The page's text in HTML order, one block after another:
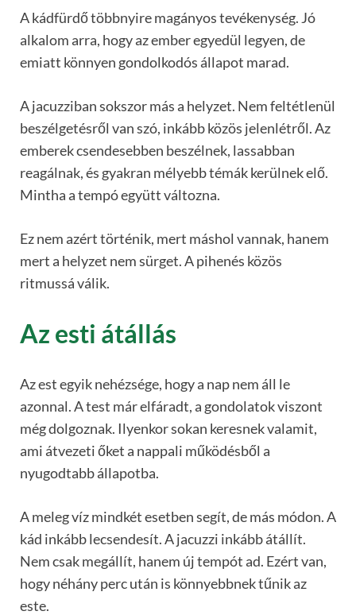
A kádfürdő többnyire magányos tevékenység. Jó
alkalom arra, hogy az ember egyedül legyen, de
emiatt könnyen gondolkodós állapot marad.
A jacuzziban sokszor más a helyzet. Nem feltétlenül
beszélgetésről van szó, inkább közös jelenlétről. Az
emberek csendesebben beszélnek, lassabban
reagálnak, és gyakran mélyebb témák kerülnek elő.
Mintha a tempó együtt változna.
Ez nem azért történik, mert máshol vannak, hanem
mert a helyzet nem sürget. A pihenés közös
ritmussá válik.
Az esti átállás
Az est egyik nehézsége, hogy a nap nem áll le
azonnal. A test már elfáradt, a gondolatok viszont
még dolgoznak. Ilyenkor sokan keresnek valamit,
ami átvezeti őket a nappali működésből a
nyugodtabb állapotba.
A meleg víz mindkét esetben segít, de más módon. A
kád inkább lecsendesít. A jacuzzi inkább átállít.
Nem csak megállít, hanem új tempót ad. Ezért van,
hogy néhány perc után is könnyebbnek tűnik az
este.